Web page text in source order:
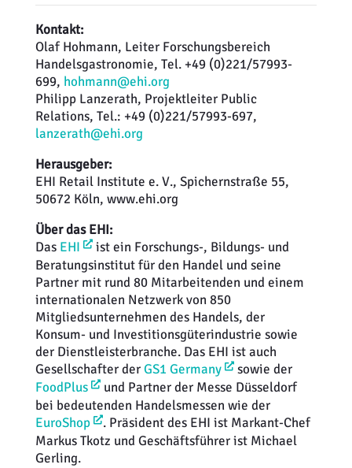
Kontakt:
Olaf Hohmann, Leiter Forschungsbereich
Handelsgastronomie, Tel. +49 (0)221/57993-
699, hohmann@ehi.org
Philipp Lanzerath, Projektleiter Public
Relations, Tel.: +49 (0)221/57993-697,
lanzerath@ehi.org
Herausgeber:
EHI Retail Institute e. V., Spichernstraße 55,
50672 Köln, www.ehi.org
Über das EHI:
Das EHI
ist ein Forschungs-, Bildungs- und
Beratungsinstitut für den Handel und seine
Partner mit rund 80 Mitarbeitenden und einem
internationalen Netzwerk von 850
Mitgliedsunternehmen des Handels, der
Konsum- und Investitionsgüterindustrie sowie
der Dienstleisterbranche. Das EHI ist auch
Gesellschafter derGS1 Germany
sowie der
FoodPlus
und Partner der Messe Düsseldorf
bei bedeutenden Handelsmessen wie der
EuroShop
. Präsident des EHI ist Markant-Chef
Markus Tkotz und Geschäftsführer ist Michael
Gerling.